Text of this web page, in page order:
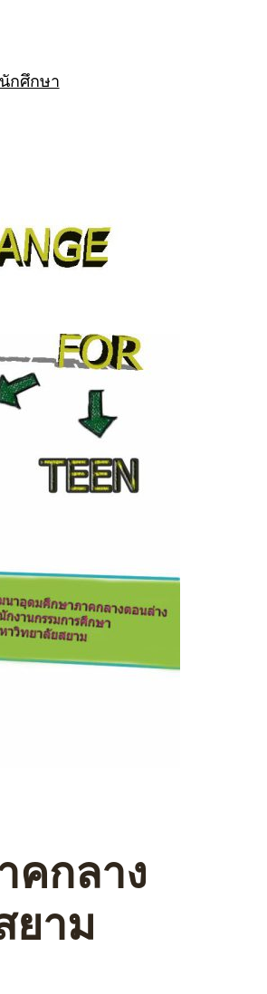
กศึกษา
คกลาง
ยาม